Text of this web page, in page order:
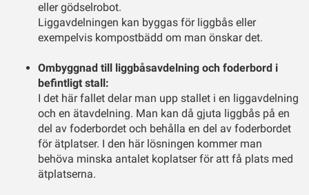
eller gödselrobot.
Liggavdelningen kan byggas för liggbås eller
exempelvis kompostbädd om man önskar det.
Ombyggnad till liggbåsavdelning och foderbord i
befintligt stall:
I det här fallet delar man upp stallet i en liggavdelning
och en ätavdelning. Man kan då gjuta liggbås på en
del av foderbordet och behålla en del av foderbordet
för ätplatser. I den här lösningen kommer man
behöva minska antalet koplatser för att få plats med
ätplatserna.